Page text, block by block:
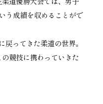
う成績を収めることがで
ってきた柔道の世界。
競技に携わっていきた